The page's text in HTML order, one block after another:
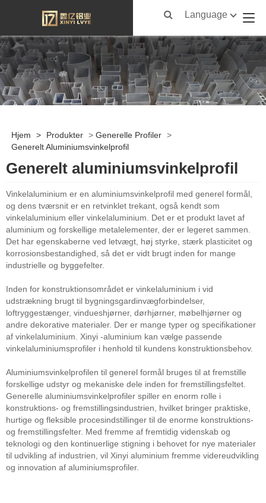
Language
Hjem > Produkter > Generelle Profiler >
Generelt Aluminiumsvinkelprofil
Generelt aluminiumsvinkelprofil
Vinkelaluminium er en aluminiumsvinkelprofil med generel formål,
og dens tværsnit er en retvinklet trekant, også kendt som
vinkelaluminium eller vinkelaluminium. Det er et produkt lavet af
aluminium og forskellige metalelementer, der er legeret sammen.
Det har egenskaberne ved letvægt, høj styrke, stærk plasticitet og
korrosionsbestandighed, så det er vidt brugt inden for mange
industrielle og byggefelter.
Inden for konstruktionsområdet er vinkelaluminium i vid
udstrækning brugt til bygningsgardinvægforbindelser,
loftryggestænger, vindueshjørner, dørhjørner, møbelhjørner og
andre dekorative materialer. Der er mange typer og specifikationer
af vinkelaluminium. Xinyi -aluminium kan vælge passende
vinkelaluminiumsprofiler i henhold til kundens konstruktionsbehov.
Aluminiumsvinkelprofilen til generel formål bruges til at fremstille
forskellige udstyr og mekaniske dele inden for fremstillingsfeltet.
Generelle aluminiumsvinkelprofiler spiller en enorm rolle i
konstruktions- og fremstillingsindustrien, hvilket bringer praktiske,
hurtige og fleksible procesindstillinger til de enorme konstruktions-
og fremstillingsfelter. Med fremme af fremtidig videnskab og
teknologi og den kontinuerlige stigning i behovet for nye materialer
til udvikling af industrien, vil Xinyi aluminium fremme videreudvikling
og innovation af aluminiumsprofiler.